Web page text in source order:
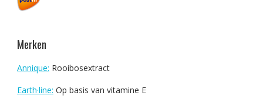
Merken
Annique: Rooibosextract
Earth·line: Op basis van vitamine E